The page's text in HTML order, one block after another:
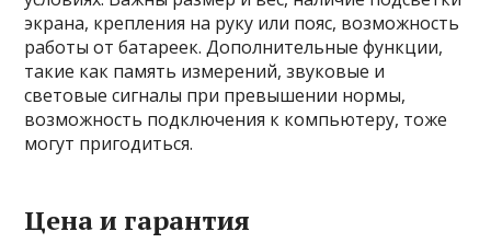
экрана, крепления на руку или пояс, возможность
работы от батареек. Дополнительные функции,
такие как память измерений, звуковые и
световые сигналы при превышении нормы,
возможность подключения к компьютеру, тоже
могут пригодиться.
Цена и гарантия